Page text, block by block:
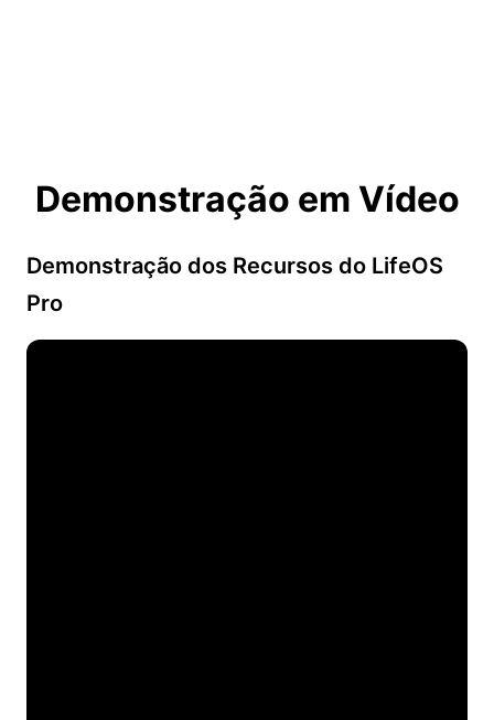
Demonstração em Vídeo
Demonstração dos Recursos do LifeOS
Pro